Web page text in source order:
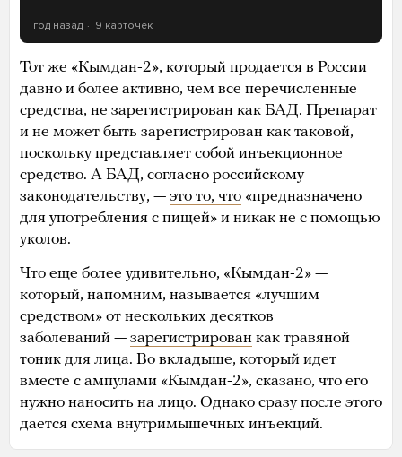
год назад 9 карточек
Тот же «Кымдан-2», который продается в России
давно и более активно, чем все перечисленные
средства, не зарегистрирован как БАД. Препарат
и не может быть зарегистрирован как таковой,
поскольку представляет собой инъекционное
средство. А БАД, согласно российскому
законодательству, — это то, что «предназначено
для употребления с пищей» и никак не с помощью
уколов.
Что еще более удивительно, «Кымдан-2» —
который, напомним, называется «лучшим
средством» от нескольких десятков
заболеваний — зарегистрирован как травяной
тоник для лица. Во вкладыше, который идет
вместе с ампулами «Кымдан-2», сказано, что его
нужно наносить на лицо. Однако сразу после этого
дается схема внутримышечных инъекций.